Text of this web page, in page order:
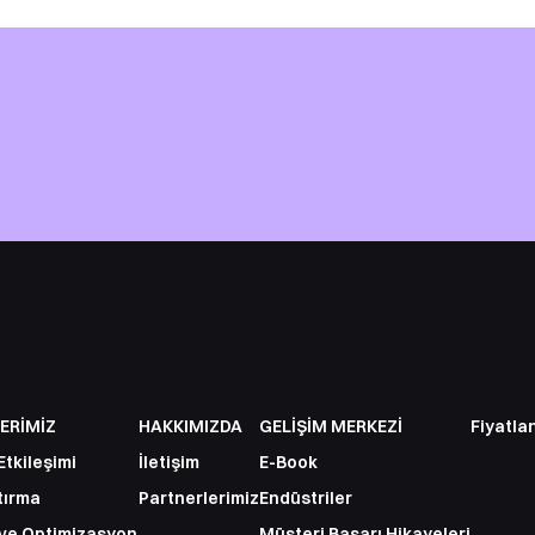
HAKKIMIZDA
İletişim
Partnerlerimiz
GELİŞİM MERKEZİ
E-Book
Endüstriler